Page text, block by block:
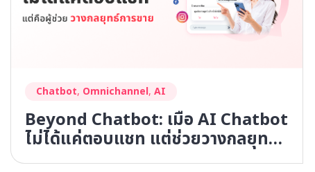
Chatbot, Omnichannel, AI
Beyond Chatbot: เมื่อ AI Chatbot
ไม่ได้แค่ตอบแชท แต่ช่วยวางกลยุทธ์
การขาย